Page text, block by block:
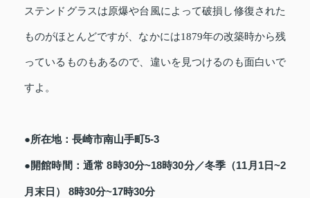
ステンドグラスは原爆や台風によって破損し修復された
ものがほとんどですが、なかには1879年の改築時から残
っているものもあるので、違いを見つけるのも面白いで
すよ。
●所在地：長崎市南山手町5-3
●開館時間：通常 8時30分~18時30分／冬季（11月1日~2
月末日） 8時30分~17時30分